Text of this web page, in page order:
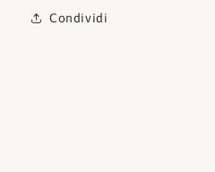
Condividi